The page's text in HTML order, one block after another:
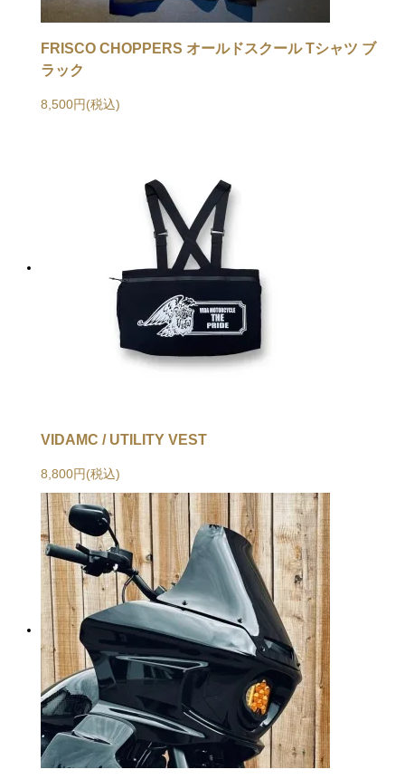
FRISCO CHOPPERS オールドスクール Tシャツ ブ
ラック
8,500円(税込)
VIDAMC / UTILITY VEST
8,800円(税込)